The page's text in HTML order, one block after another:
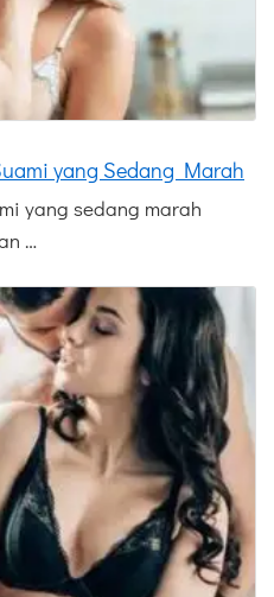
yang Sedang Marah
yang sedang marah
…